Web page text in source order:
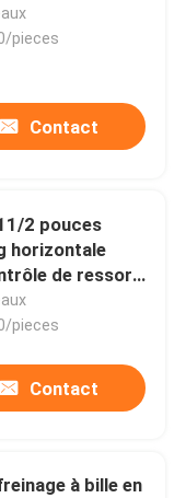
pieces
Contact
2 pouces
horizontale
de ressort
pieces
Contact
à bille en